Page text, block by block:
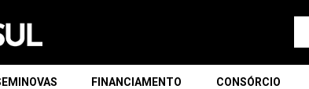
FINANCIAMENTO CONSÓRCIO